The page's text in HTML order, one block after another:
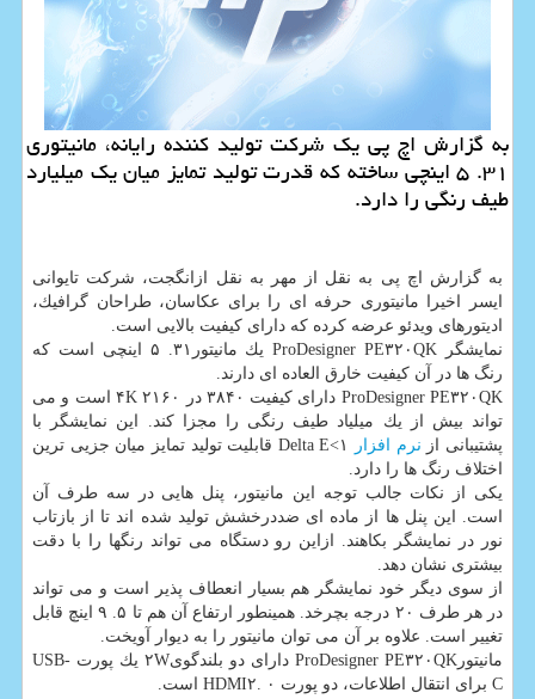
به گزارش اچ پی یك شركت تولید كننده رایانه، مانیتوری
۳۱. ۵ اینچی ساخته كه قدرت تولید تمایز میان یك میلیارد
طیف رنگی را دارد.
به گزارش اچ پی به نقل از مهر به نقل ازانگجت، شركت تایوانی
ایسر اخیرا مانیتوری حرفه ای را برای عكاسان، طراحان گرافیك،
ادیتورهای ویدئو عرضه كرده كه دارای كیفیت بالایی است.
نمایشگر ProDesigner PE۳۲۰QK یك مانیتور۳۱. ۵ اینچی است كه
رنگ ها در آن كیفیت خارق العاده ای دارند.
ProDesigner PE۳۲۰QK دارای كیفیت ۳۸۴۰ در ۲۱۶۰ ۴K است و می
تواند بیش از یك میلیاد طیف رنگی را مجزا كند. این نمایشگر با
پشتیبانی از نرم افزار
Delta E<۱ قابلیت تولید تمایز میان جزیی ترین
اختلاف رنگ ها را دارد.
یكی از نكات جالب توجه این مانیتور، پنل هایی در سه طرف آن
است. این پنل ها از ماده ای ضددرخشش تولید شده اند تا از بازتاب
نور در نمایشگر بكاهند. ازاین رو دستگاه می تواند رنگها را با دقت
بیشتری نشان دهد.
از سوی دیگر خود نمایشگر هم بسیار انعطاف پذیر است و می تواند
در هر طرف ۲۰ درجه بچرخد. همینطور ارتفاع آن هم تا ۵. ۹ اینچ قابل
تغییر است. علاوه بر آن می توان مانیتور را به دیوار آویخت.
مانیتورProDesigner PE۳۲۰QK دارای دو بلندگوی۲W یك پورت USB-
C برای انتقال اطلاعات، دو پورت HDMI۲. ۰ است.